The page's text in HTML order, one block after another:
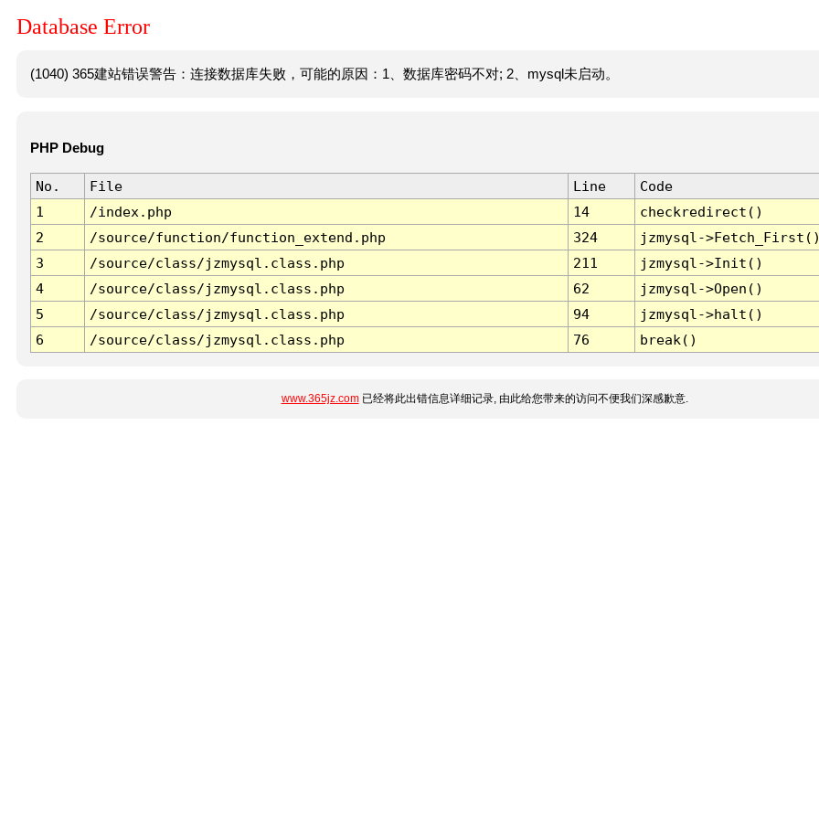
Database Error
(1040) 365建站错误警告：连接数据库失败，可能的原因：1、数据库密码不对; 2、mysql未启动。
PHP Debug
No. File Line
Code
1
/index.php 14
checkredirect()
2
/source/function/function_extend.php 324
jzmysql-
3
/source/class/jzmysql.class.php 211
jzmysql->Init()
4
/source/class/jzmysql.class.php 62
jzmysql->Open()
5
/source/class/jzmysql.class.php 94
jzmysql->halt()
6
/source/class/jzmysql.class.php 76 break()
www.365jz.com已经将此出错信息详细记录, 由此给您带来的访问不便我们深感歉意.